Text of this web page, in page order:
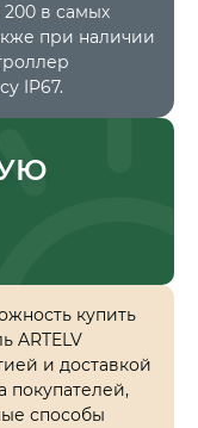
200 в самых
при наличии
IP67.
купить
ARTELV
и доставкой
покупателей,
способы